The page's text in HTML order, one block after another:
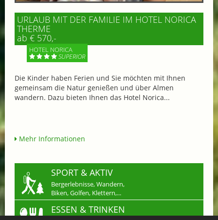
URLAUB MIT DER FAMILIE IM HOTEL NORICA
THERME
ab € 570,-
HOTEL NORICA
SUPERIOR
Die Kinder haben Ferien und Sie möchten mit Ihnen
gemeinsam die Natur genießen und über Almen
wandern. Dazu bieten Ihnen das Hotel Norica...
Mehr Informationen
SPORT & AKTIV
Bergerlebnisse, Wandern,
Biken, Golfen, Klettern,...
ESSEN & TRINKEN